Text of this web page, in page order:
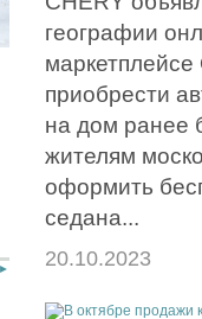
географии
приобрести
на дом ранее
жителям
оформить
седана...
20.10.2023